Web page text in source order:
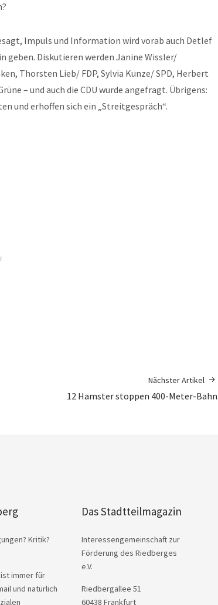
Impuls und Information wird vorab auch Detlef
geben. Diskutieren werden Janine Wissler/
Thorsten Lieb/ FDP, Sylvia Kunze/ SPD, Herbert
– und auch die CDU wurde angefragt. Übrigens:
und erhoffen sich ein „Streitgespräch“.
Nächster Artikel
12 Hamster stoppen 400-Meter-Bahn
Kritik?
immer für
und natürlich
Das Stadtteilmagazin
Interessengemeinschaft zur
Förderung des Riedberges
e.V.
Riedbergallee 51
60438 Frankfurt